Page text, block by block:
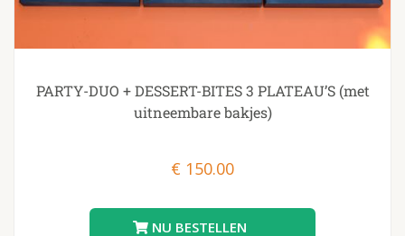
PARTY-DUO + DESSERT-BITES 3 PLATEAU’S (met
uitneembare bakjes)
€ 150.00